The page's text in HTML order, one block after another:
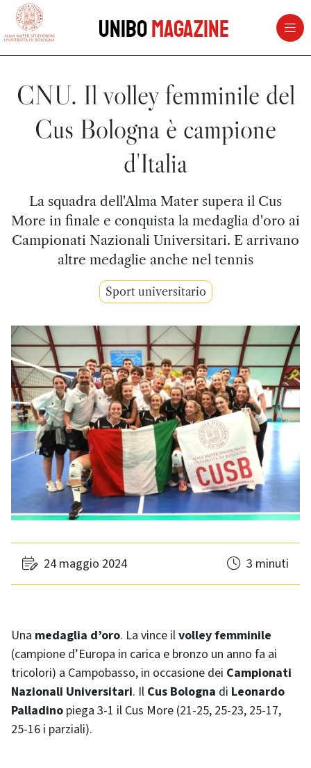
vai al contenuto della pagina
UniboMagazine
CNU. Il volley femminile del
Cus Bologna è campione
d'Italia
La squadra dell'Alma Mater supera il Cus
More in finale e conquista la medaglia d'oro ai
Campionati Nazionali Universitari. E arrivano
altre medaglie anche nel tennis
Sport universitario
24 maggio 2024 3 minuti
Una medaglia d’oro. La vince ilvolley femminile
(campione d’Europa in carica e bronzo un anno fa ai
tricolori) a Campobasso, in occasione dei Campionati
Nazionali Universitari. Il Cus Bologna di Leonardo
Palladino piega 3-1 il Cus More (21-25, 25-23, 25-17,
25-16 i parziali).